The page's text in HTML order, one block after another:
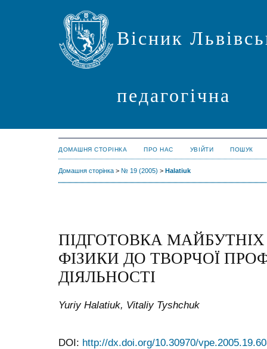
Вісник
педагогічна
ДОМАШНЯ СТОРІНКА ПРО НАС УВІЙТИ ПОШУК
Домашня сторінка > № 19 (2005) > Halatiuk
ПІДГОТОВКА МАЙБУТНІХ
ФІЗИКИ ДО ТВОРЧОЇ
ДІЯЛЬНОСТІ
Yuriy Halatiuk, Vitaliy Tyshchuk
DOI: http://dx.doi.org/10.30970/